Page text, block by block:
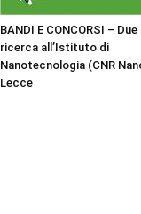
BANDI E CONCORSI –
ricerca all’Istituto di
Nanotecnologia (CNR
Lecce